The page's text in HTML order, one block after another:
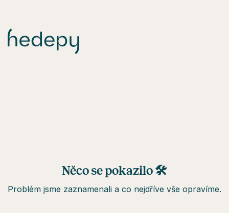
Něco se pokazilo 🛠
Problém jsme zaznamenali a co nejdříve vše opravíme.